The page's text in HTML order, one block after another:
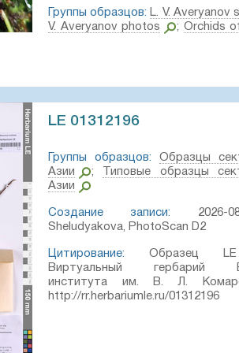
Группы образцов: L. V. Averyanov
V. Averyanov photos
; Orchids
H.Peng & T.Yukawa
collected in Lai Chau Province, sine
Lak) on 06 August 2026, Nguyen Van Canh,
Аверьянов Леонид Владимирович
01360535 // Виртуальный гербарий
РАН — http://rr.herbariumle.ru/01360535
LE 01312196
Группы образцов:
Образцы
Азии
;
Типовые образцы
Азии
Создание записи: 2026-
Sheludyakova, PhotoScan D2
Цитирование: Образец LE
Виртуальный гербарий
института им. В. Л.
http://rr.herbariumle.ru/01312196